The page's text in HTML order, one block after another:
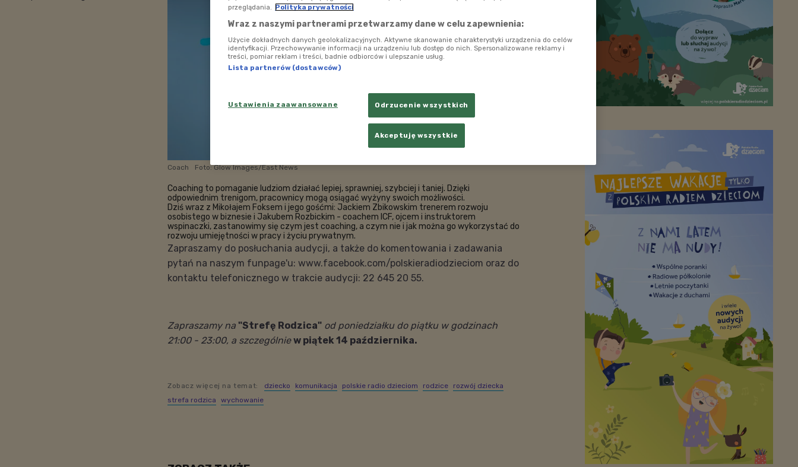
Coach Foto: Glow Images/East News
Coaching to pomaganie ludziom działać lepiej, sprawniej, szybciej i taniej. Dzięki
odpowiednim trenigom, pracownicy mogą osiągać wyżyny swoich możliwości.
Dziś wraz z Mikołajem Foksem i jego gośćmi: Jackiem Zbikowskim trenerem rozwoju
osobistego w biznesie i Jakubem Rozbickim - coachem ICF, ojcem i instruktorem
wspinaczki, zastanowimy się czym jest coaching, a czym nie i jak można go wykorzystać do
rozwoju umiejętności w pracy i życiu prywatnym.
Zapraszamy do posłuchania audycji, a także do komentowania i zadawania
pytań na naszym funpage'u: www.facebook.com/polskieradiodzieciom oraz do
kontaktu telefonicznego w trakcie audycji: 22 645 20 55.
Zapraszamy na "Strefę Rodzica" od poniedziałku do piątku w godzinach
21:00 - 23:00, a szczególniew piątek 14 października.
Zobacz więcej na temat: dziecko komunikacja polskie radio dzieciom rodzice
rozwój dziecka
strefa rodzica
wychowanie
przeglądania. Polityka prywatności
Wraz z naszymi partnerami przetwarzamy dane w celu zapewnienia:
Użycie dokładnych danych geolokalizacyjnych. Aktywne skanowanie charakterystyki urządzenia do celów
identyfikacji. Przechowywanie informacji na urządzeniu lub dostęp do nich. Spersonalizowane reklamy i
treści, pomiar reklam i treści, badnie odbiorców i ulepszanie usług.
Lista partnerów (dostawców)
Ustawienia zaawansowane Odrzucenie wszystkich
Akceptuję wszystkie